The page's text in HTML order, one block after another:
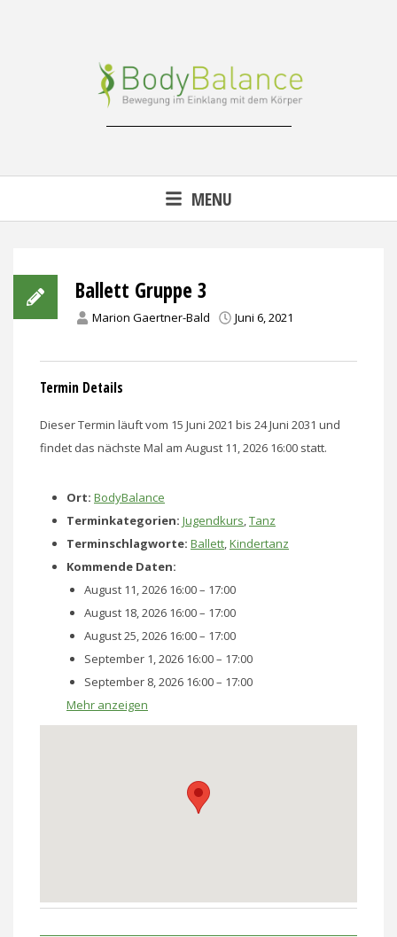
MENU
Ballett Gruppe 3
Marion Gaertner-Bald Juni 6, 2021
Termin Details
Dieser Termin läuft vom 15 Juni 2021 bis 24 Juni 2031 und
findet das nächste Mal am August 11, 2026 16:00 statt.
Ort: BodyBalance
Terminkategorien: Jugendkurs,Tanz
Terminschlagworte: Ballett,Kindertanz
Kommende Daten:
August 11, 2026 16:00– 17:00
August 18, 2026 16:00– 17:00
August 25, 2026 16:00– 17:00
September 1, 2026 16:00– 17:00
September 8, 2026 16:00– 17:00
Mehr anzeigen